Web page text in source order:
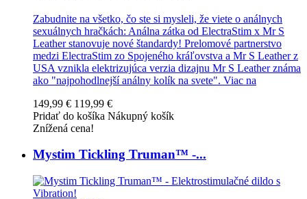
Zabudnite na všetko, čo ste si mysleli, že viete o análnych
sexuálnych hračkách: Análna zátka od ElectraStim x Mr S
Leather stanovuje nové štandardy! Prelomové partnerstvo
medzi ElectraStim zo Spojeného kráľovstva a Mr S Leather z
USA vznikla elektrizujúca verzia dizajnu Mr S Leather známa
ako "najpohodlnejší análny kolík na svete". Viac na
149,99 € 119,99 €
Pridať do košíka Nákupný košík
Znížená cena!
Mystim Tickling Truman™ -...